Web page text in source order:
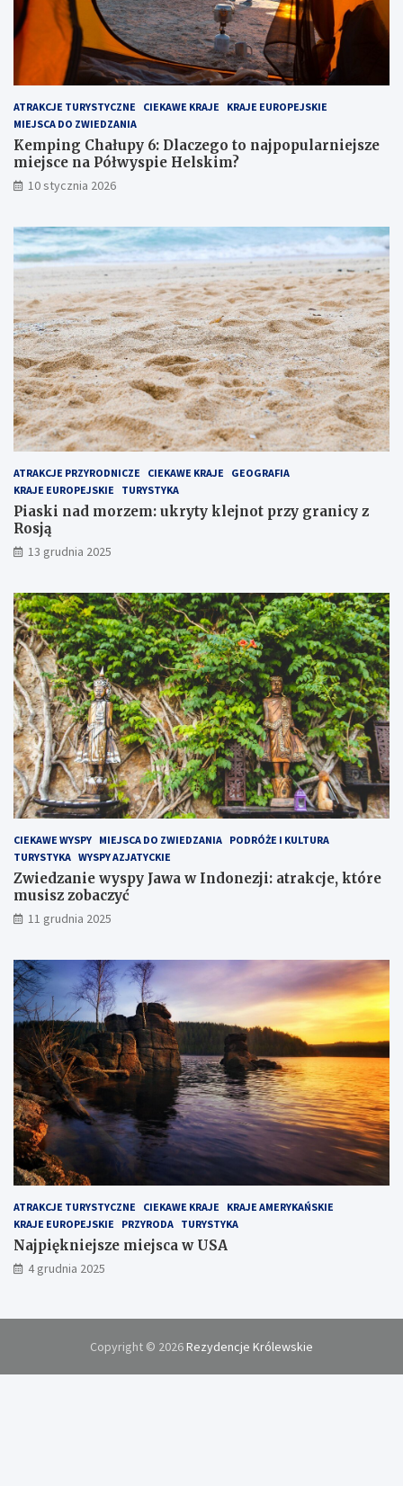
D
l
a
c
e
g
o
t
o
n
j
p
o
p
u
l
a
r
n
i
e
j
s
z
e
m
i
e
j
s
e
n
a
P
ó
ł
w
y
s
p
i
e
H
e
s
k
i
m
?
u
k
y
y
k
l
e
j
n
t
p
r
z
y
g
r
a
n
i
c
y
z
R
o
s
j
ą
ATRAKCJE TURYSTYCZNE CIEKAWE KRAJE
KRAJE EUROPEJSKIE
MIEJSCA DO ZWIEDZANIA
Kemping Chałupy 6: Dlaczego to najpopularniejsze
miejsce na Półwyspie Helskim?
10 stycznia 2026
ATRAKCJE PRZYRODNICZE CIEKAWE KRAJE
GEOGRAFIA
KRAJE EUROPEJSKIE
TURYSTYKA
Piaski nad morzem: ukryty klejnot przy granicy z
Rosją
13 grudnia 2025
CIEKAWE WYSPY MIEJSCA DO ZWIEDZANIA PODRÓŻE I KULTURA
TURYSTYKA WYSPY AZJATYCKIE
Zwiedzanie wyspy Jawa w Indonezji: atrakcje, które
musisz zobaczyć
11 grudnia 2025
ATRAKCJE TURYSTYCZNE CIEKAWE KRAJE
KRAJE AMERYKAŃSKIE
KRAJE EUROPEJSKIE
PRZYRODA TURYSTYKA
Najpiękniejsze miejsca w USA
4 grudnia 2025
Copyright © 2026Rezydencje Królewskie